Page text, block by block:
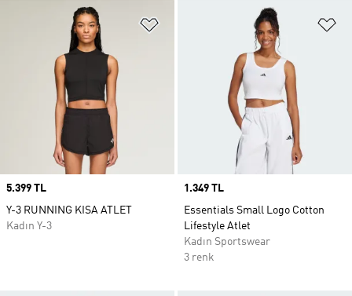
Favori Listesine Ekle
Price
5.399 TL
Y-3 RUNNING KISA ATLET
Kadın Y-3
Price
1.349 TL
Essentials Small Logo Cotton
Lifestyle Atlet
Kadın Sportswear
3 renk